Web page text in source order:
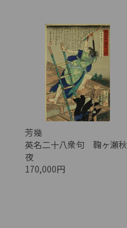
芳幾
英名二十八衆句 鞠ヶ瀬秋
夜
170,000円